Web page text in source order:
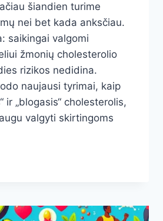
šiandien turime
nei bet kada anksčiau.
saikingai valgomi
žmonių cholesterolio
rizikos nedidina.
naujausi tyrimai, kaip
ir „blogasis“ cholesterolis,
valgyti skirtingoms